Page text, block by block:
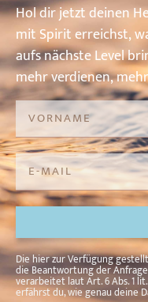
Holdirjetztdeinen
mitSpiriterreichst,
aufsnächsteLevel
mehrverdienen,mehr
Alternative:
Die hier zur Verfügung
die Beantwortung der
verarbeitet laut Art. 6 Abs. 1
erfährst du, wie genau deine